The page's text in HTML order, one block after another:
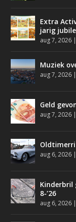
Extra
jarig
aug 7, 2026 |
Muziek
aug 7, 2026 |
Geld
aug 7, 2026
aug 6, 2026 |
Kinderbril
8-’26
aug 6, 2026